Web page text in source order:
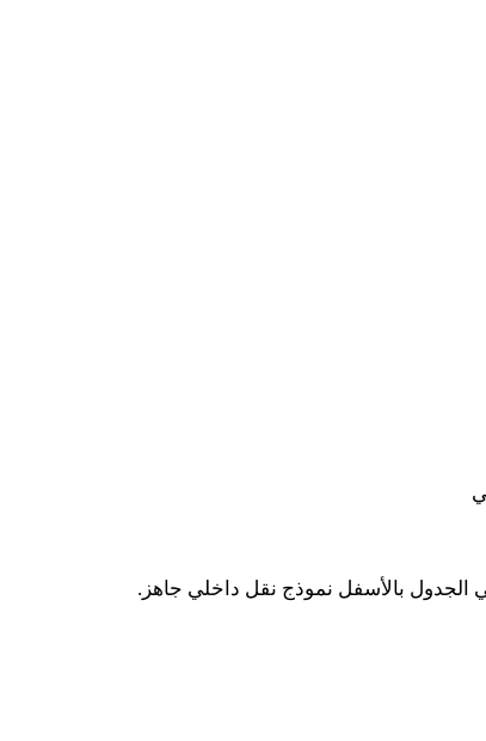
الجدول بالأسفل نموذج نقل داخلي جاهز.